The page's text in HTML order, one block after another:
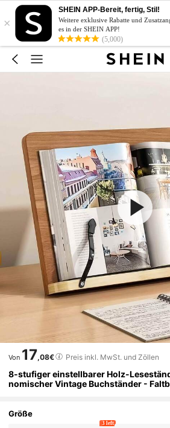
×
SHEIN APP-Bereit, fertig, Stil!
Weitere exklusive Rabatte und
es in der SHEIN APP!
(5,000)
Von 17,08€ Preis inkl. MwSt. und Zöllen
8-stufiger einstellbarer Holz-
nomischer Vintage Buchständer -
Größe
3 left